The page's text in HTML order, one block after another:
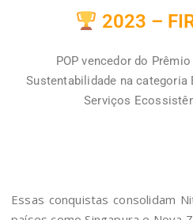
2023 –
POP vencedor do
Sustentabilidade na categoria
Serviços
Essas conquistas consolidam